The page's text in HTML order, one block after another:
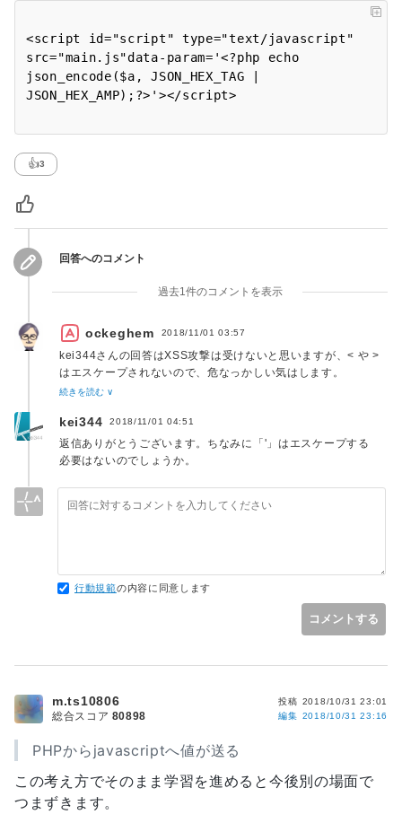
<script id="script" type="text/javascript"
src="main.js"data-param='<?php echo
json_encode($a, JSON_HEX_TAG |
👍3
回答へのコメント
過去1件のコメントを表示
ockeghem 2018/11/01 03:57
kei344さんの回答はXSS攻撃は受けないと思いますが、< や >
はエスケープされないので、危なっかしい気はします。
json_encodeの際に JSON_HEX_TAG 等を指定するべきかと
を受けない、という感じです。
続きを読む ∨
kei344 2018/11/01 04:51
返信ありがとうございます。ちなみに「'」はエスケープする
必要はないのでしょうか。
行動規範の内容に同意します
コメントする
PHPからjavascriptへ値が送る
この考え方でそのまま学習を進めると今後別の場面で
つまずきます。
投稿 2018/10/31 23:01
編集 2018/10/31 23:16
m.ts10806
総合スコア 80898